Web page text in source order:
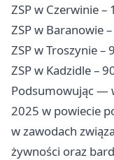
ZSP w Czerwinie –
ZSP w Baranowie
ZSP w Troszynie –
ZSP w Kadzidle –
Podsumowując —
2025 w powiecie
w zawodach
żywności oraz